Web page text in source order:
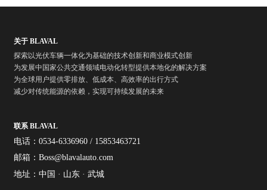
关于 BLAVAL
探索以光伏车辆一体化为基础的技术创新和商业模式创新
为发展中国家公共交通领域电动化转型提供本地化的解决方案
为全球用户提供零排放、低成本、高效率的出行方式
减少对传统能源的依赖，实现可持续发展的未来
联系 BLAVAL
电话：0534-6336960 / 15853463721
邮箱：Boss@blavalauto.com
地址：中国 · 山东 · 武城